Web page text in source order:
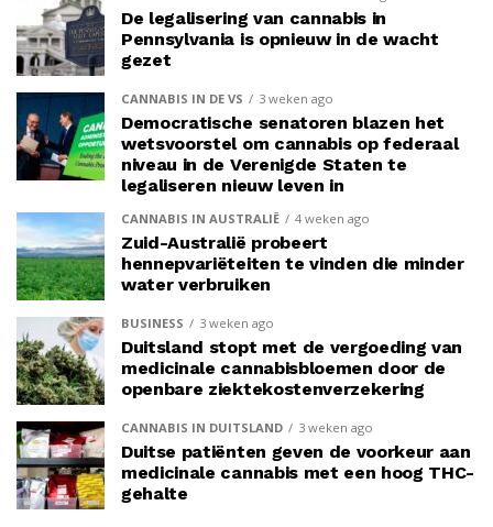
De legalisering van cannabis in
Pennsylvania is opnieuw in de wacht
gezet
CANNABIS IN DE VS 3 weken ago
Democratische senatoren blazen het
wetsvoorstel om cannabis op federaal
niveau in de Verenigde Staten te
legaliseren nieuw leven in
CANNABIS IN AUSTRALIË 4 weken ago
Zuid-Australië probeert
hennepvariëteiten te vinden die minder
water verbruiken
BUSINESS 3 weken ago
Duitsland stopt met de vergoeding van
medicinale cannabisbloemen door de
openbare ziektekostenverzekering
CANNABIS IN DUITSLAND 3 weken ago
Duitse patiënten geven de voorkeur aan
medicinale cannabis met een hoog THC-
gehalte